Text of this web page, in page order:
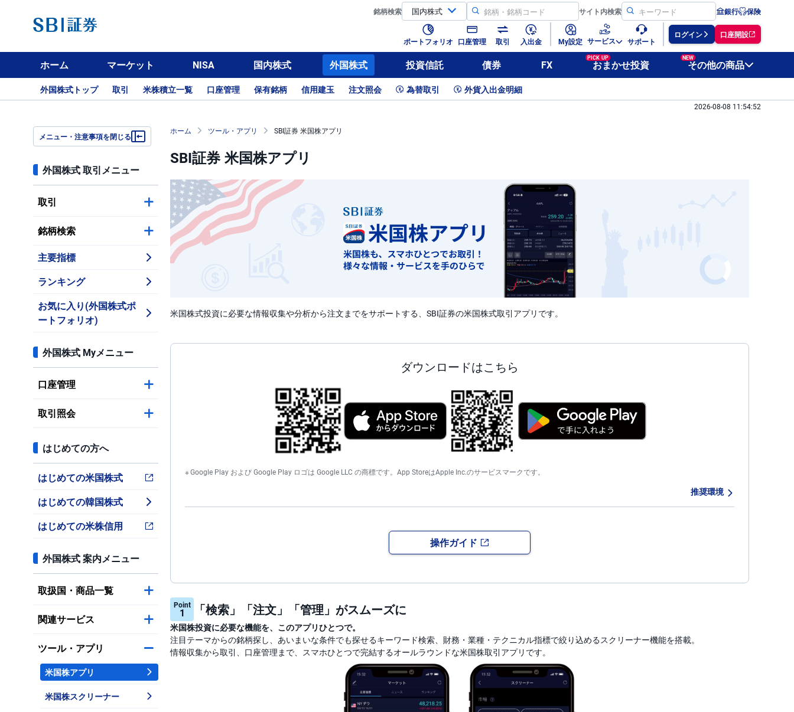
銘柄検索 サイト内検索 銀行 保険
ポートフォリオ 口座管理 取引 入出金 My設定 サービス サポート
ログイン 口座開設
ホーム マーケット NISA 国内株式 外国株式 投資信託 債券 FX
PICK UP
おまかせ投資
NEW
その他の商品
外国株式トップ 取引 米株積立一覧 口座管理 保有銘柄 信用建玉 注文照会 為替取引 外貨入出金明細
2026-08-08 11:54:52
メニュー・注意事項を閉じる
外国株式 取引メニュー
取引
銘柄検索
主要指標
ランキング
お気に入り(外国株式ポ
ートフォリオ)
外国株式 Myメニュー
口座管理
取引照会
はじめての方へ
はじめての米国株式
はじめての韓国株式
はじめての米株信用
外国株式 案内メニュー
取扱国・商品一覧
関連サービス
ツール・アプリ
米国株アプリ
米国株スクリーナー
ホーム ツール・アプリ SBI証券 米国株アプリ
SBI証券 米国株アプリ
米国株式投資に必要な情報収集や分析から注文までをサポートする、SBI証券の米国株式取引アプリです。
ダウンロードはこちら
Google Play および Google Play ロゴは Google LLC の商標です。App StoreはApple Inc.のサービスマークです。
推奨環境
操作ガイド
Point
1 「検索」「注文」「管理」がスムーズに
米国株投資に必要な機能を、このアプリひとつで。
注目テーマからの銘柄探し、あいまいな条件でも探せるキーワード検索、財務・業種・テクニカル指標で絞り込めるスクリーナー機能を搭載。
情報収集から取引、口座管理まで、スマホひとつで完結するオールラウンドな米国株取引アプリです。